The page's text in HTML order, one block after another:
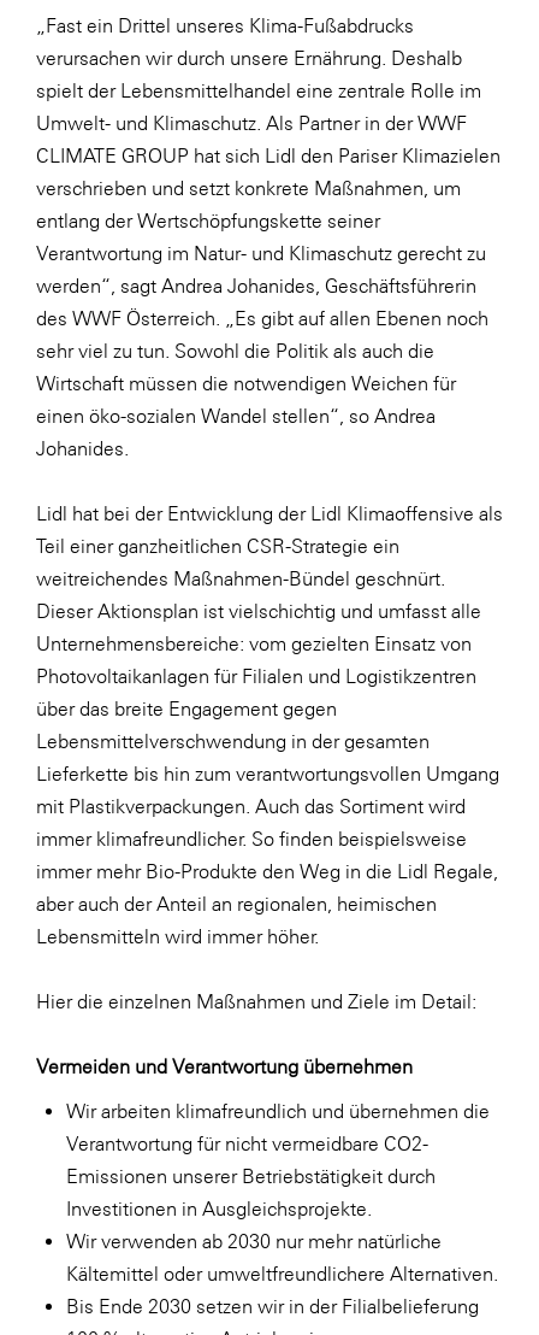
Trend Micro
TAG GmbH
VALETTA
Verband Druck Medien Österreich
Wirtschaftskammer Salzburg
WKS Fachgruppe Fahrzeughandel und
Fahrzeugtechnik
WKS Fachgruppe Finanzdienstleister
WK UBIT
Zühlke
Media
„Fast ein Drittel unseres Klima-Fußabdrucks
verursachen wir durch unsere Ernährung. Deshalb
spielt der Lebensmittelhandel eine zentrale Rolle im
Umwelt- und Klimaschutz. Als Partner in der WWF
CLIMATE GROUP hat sich Lidl den Pariser Klimazielen
verschrieben und setzt konkrete Maßnahmen, um
entlang der Wertschöpfungskette seiner
Verantwortung im Natur- und Klimaschutz gerecht zu
werden“, sagt Andrea Johanides, Geschäftsführerin
des WWF Österreich. „Es gibt auf allen Ebenen noch
sehr viel zu tun. Sowohl die Politik als auch die
Wirtschaft müssen die notwendigen Weichen für
einen öko-sozialen Wandel stellen“, so Andrea
Johanides.
Lidl hat bei der Entwicklung der Lidl Klimaoffensive als
Teil einer ganzheitlichen CSR-Strategie ein
weitreichendes Maßnahmen-Bündel geschnürt.
Dieser Aktionsplan ist vielschichtig und umfasst alle
Unternehmensbereiche: vom gezielten Einsatz von
Photovoltaikanlagen für Filialen und Logistikzentren
über das breite Engagement gegen
Lebensmittelverschwendung in der gesamten
Lieferkette bis hin zum verantwortungsvollen Umgang
mit Plastikverpackungen. Auch das Sortiment wird
immer klimafreundlicher. So finden beispielsweise
immer mehr Bio-Produkte den Weg in die Lidl Regale,
aber auch der Anteil an regionalen, heimischen
Lebensmitteln wird immer höher.
Hier die einzelnen Maßnahmen und Ziele im Detail:
Vermeiden und Verantwortung übernehmen
Wir arbeiten klimafreundlich und übernehmen die
Verantwortung für nicht vermeidbare CO2-
Emissionen unserer Betriebstätigkeit durch
Investitionen in Ausgleichsprojekte.
Wir verwenden ab 2030 nur mehr natürliche
Kältemittel oder umweltfreundlichere Alternativen.
Bis Ende 2030 setzen wir in der Filialbelieferung